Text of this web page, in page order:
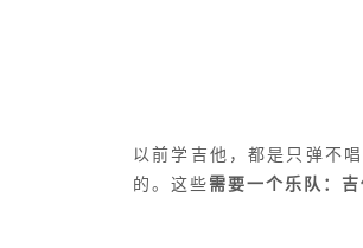
以前学吉他，都是只弹不
的。这些需要一个乐队：